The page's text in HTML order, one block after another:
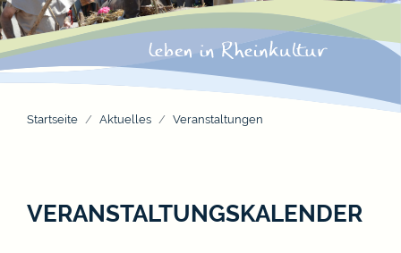
Startseite Aktuelles Veranstaltungen
VERANSTALTUNGSKALENDER